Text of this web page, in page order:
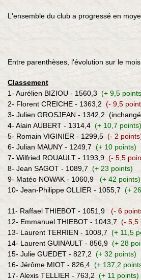
L'ensemble du club a progressé en
Entre parenthèses, l'évolution sur le
Classement
1- Aurélien BIZIOU - 1560,3 (+ 9,5
2- Florent CREICHE - 1363,2 (- 9,5
3- Julien GROSJEAN - 1342,2
4- Alain AUBERT - 1314,4 (+ 10,7 points)
5- Romain VIGINIER - 1299,5 (- 2
6- Julian MAUNY - 1249,7 (+ 10 points)
7- Wilfried ROUAULT - 1193,9 (- 5,5
8- Jean SAGOT - 1089,7 (+ 23 points)
9- Matéo NOWAK - 1060,9
(+ 42 points)
10- Jean-Philippe OLLIER - 1055,7 (+
11- Raffael THIEBOT - 1051,9
(- 6
12- Emmanuel THIEBOT - 1043,7 (- 5,5
13- Laurent TERRIEN - 1008,7 (+ 11,5
14- Laurent GUINAULT - 856,9 (+ 28
15- Julie GUEDET - 827,2 (+ 32 points)
16- Jérôme MIOT - 826,4 (+ 137,2
17- Alexis TELLIER - 763,2 (+ 11 points)